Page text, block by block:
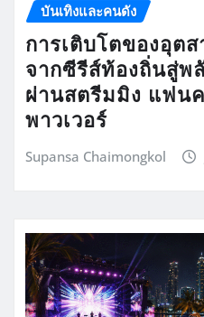
บันเทิงและคนดัง
การเติบโตของอุต
จากซีรีส์ท้องถิ่นสู่พ
ผ่านสตรีมมิง แฟน
พาวเวอร์
Supansa Chaimongkol